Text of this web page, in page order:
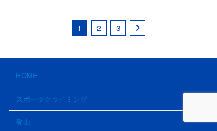
1 2 3
HOME
スポーツクライミング
登山